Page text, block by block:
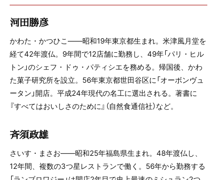
河田勝彦
かわた・かつひこ――昭和19年東京都生まれ。米津風月堂を
経て42年渡仏。9年間で12店舗に勤務し、49年「パリ・ヒル
トン」のシェフ・ドゥ・パティシエを務める。帰国後、かわ
た菓子研究所を設立。56年東京都世田谷区に「オーボンヴュ
ータン」開店。平成24年現代の名工に選出される。著書に
『すべてはおいしさのために』（自然食通信社）など。
斉須政雄
さいす・まさお――昭和25年福島県生まれ。48年渡仏し、
12年間、複数の3つ星レストランで働く。56年から勤務する